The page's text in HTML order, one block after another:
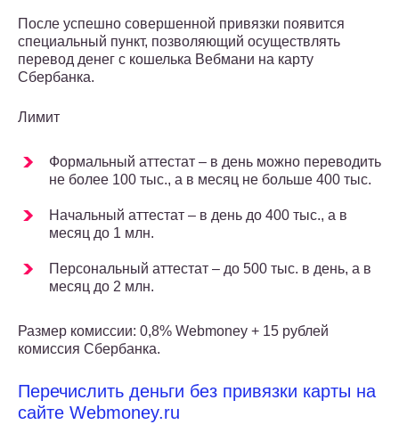
После успешно совершенной привязки появится
специальный пункт, позволяющий осуществлять
перевод денег с кошелька Вебмани на карту
Сбербанка.
Лимит
Формальный аттестат – в день можно переводить
не более 100 тыс., а в месяц не больше 400 тыс.
Начальный аттестат – в день до 400 тыс., а в
месяц до 1 млн.
Персональный аттестат – до 500 тыс. в день, а в
месяц до 2 млн.
Размер комиссии: 0,8% Webmoney + 15 рублей
комиссия Сбербанка.
Перечислить деньги без привязки карты на
сайте Webmoney.ru